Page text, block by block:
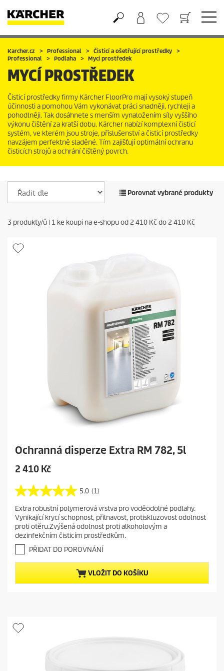
Nákupní košík
Seznam oblíbených produktů
Karcher.cz Professional
Čisticí a ošetřující prostředky
Professional
Podlaha Mycí prostředek
MYCÍ PROSTŘEDEK
Čisticí prostředky firmy Kärcher FloorPro mají vysoký stupeň
účinnosti a pomohou Vám vykonávat práci snadněji, rychleji a
pohodlněji. Tak dosáhnete s menším vynaložením síly vyššího
výkonu čištění za kratší dobu. Kärcher nabízí komplexní čisticí
systém, ve kterém jsou stroje, příslušenství a čisticí prostředky
navzájem perfektně sladěné. Tím zajišťují optimální ochranu
čisticích strojů a ochrání čištěný povrch.
Porovnat vybrané produkty
3 produkty/ů | 1 ke koupi na e-shopu od 2 410 Kč do 2 410 Kč
Ochranná disperze Extra RM 782, 5l
C
r
e
n
t
p
r
o
d
p
r
2 410 Kč
5.0 (1)
5
.
0
z
5
h
z
d
i
.
1
Extra robustní polymerová vrstva pro voděodolné podlahy.
Vynikající krycí schopnost, přilnavost, protiskluzovost odolnost
proti otěru.Zvýšená odolnost proti alkoholovým a
dezinfekčním čisticím prostředkům.
PŘIDAT DO POROVNÁNÍ
VLOŽIT DO KOŠÍKU